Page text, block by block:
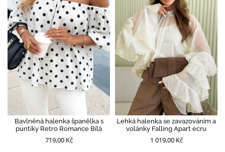
Bavlněná halenka španělka s
puntíky Retro Romance Bílá
719,00 Kč
Lehká halenka se zavazováním a
volánky Falling Apart ecru
1 019,00 Kč